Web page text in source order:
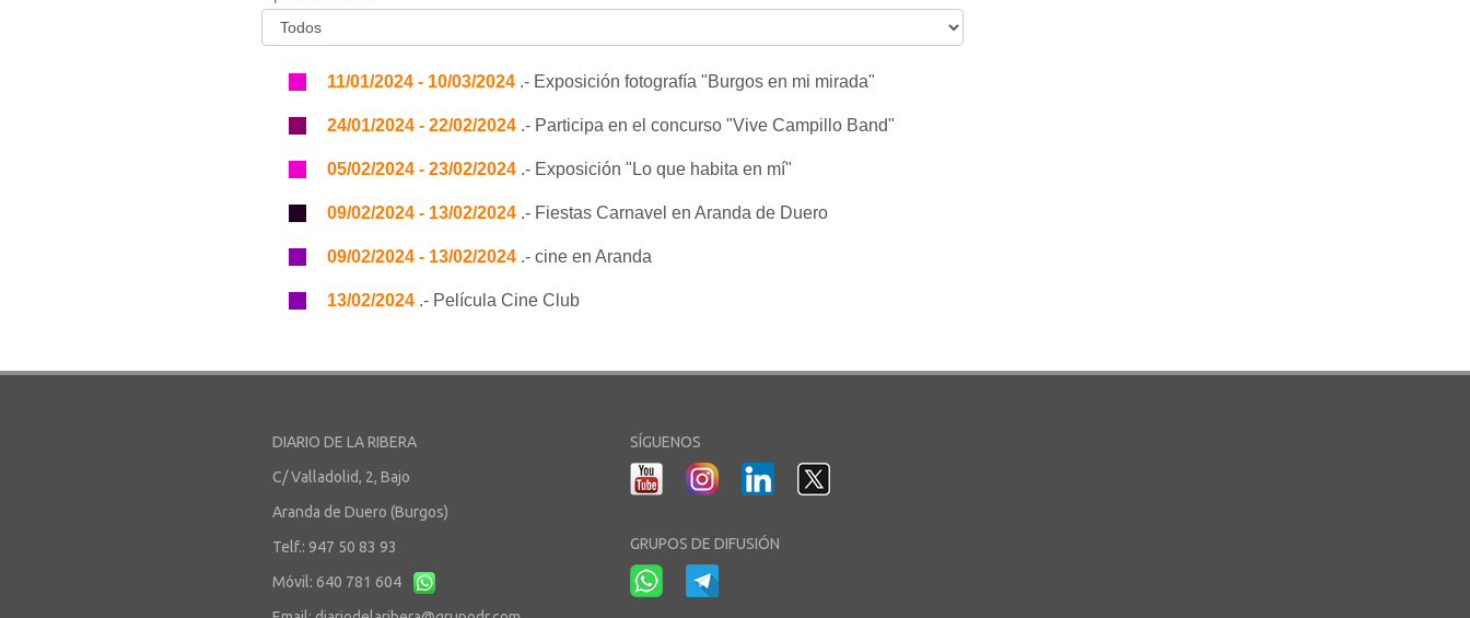
11/01/2024 - 10/03/2024 .- Exposición fotografía "Burgos en mi mirada"
24/01/2024 - 22/02/2024 .- Participa en el concurso "Vive Campillo Band"
05/02/2024 - 23/02/2024 .- Exposición "Lo que habita en mí"
09/02/2024 - 13/02/2024 .- Fiestas Carnavel en Aranda de Duero
09/02/2024 - 13/02/2024 .- cine en Aranda
13/02/2024 .- Película Cine Club
DIARIO DE LA RIBERA
C/ Valladolid, 2, Bajo
Aranda de Duero (Burgos)
Telf.: 947 50 83 93
Móvil: 640 781 604
SÍGUENOS
GRUPOS DE DIFUSIÓN